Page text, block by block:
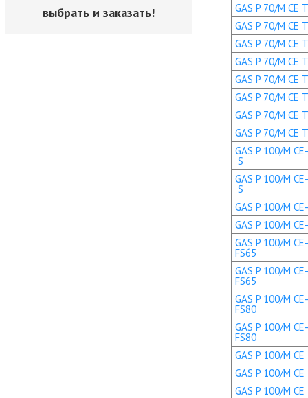
выбрать и заказать!
GAS P 70/M CE
GAS P 70/M CE
GAS P 70/M CE
GAS P 70/M CE
GAS P 70/M CE
GAS P 70/M CE
GAS P 70/M CE
GAS P 70/M CE
GAS P 100/M
S
GAS P 100/M
S
GAS P 100/M
GAS P 100/M
GAS P 100/M
FS65
GAS P 100/M
FS65
GAS P 100/M
FS80
GAS P 100/M
FS80
GAS P 100/M
GAS P 100/M
GAS P 100/M